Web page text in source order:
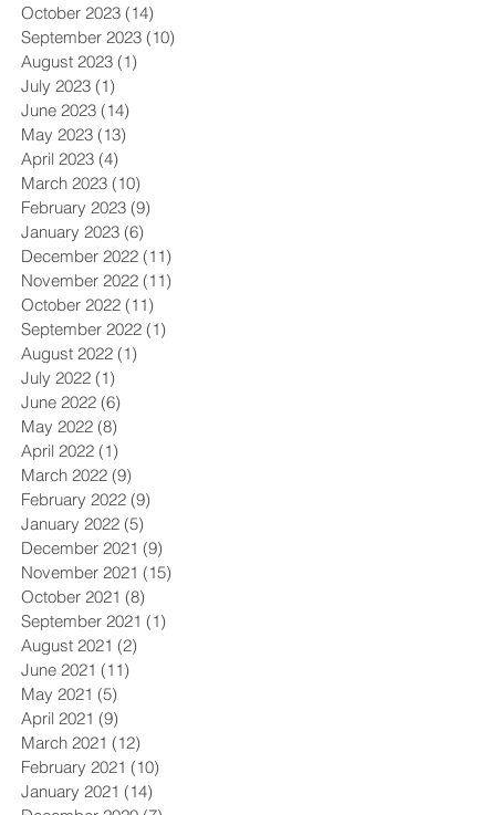
October 2023 (14)
September 2023 (10)
August 2023 (1)
July 2023 (1)
June 2023 (14)
May 2023 (13)
April 2023 (4)
March 2023 (10)
February 2023 (9)
January 2023 (6)
December 2022 (11)
November 2022 (11)
October 2022 (11)
September 2022 (1)
August 2022 (1)
July 2022 (1)
June 2022 (6)
May 2022 (8)
April 2022 (1)
March 2022 (9)
February 2022 (9)
January 2022 (5)
December 2021 (9)
November 2021 (15)
October 2021 (8)
September 2021 (1)
August 2021 (2)
June 2021 (11)
May 2021 (5)
April 2021 (9)
March 2021 (12)
February 2021 (10)
January 2021 (14)